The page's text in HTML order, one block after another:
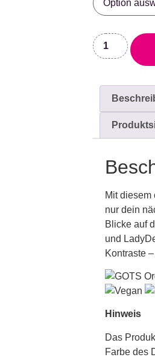
Mit diesem
nur dein
Blicke auf
und
Kontraste
Hinweis
Das
Farbe des